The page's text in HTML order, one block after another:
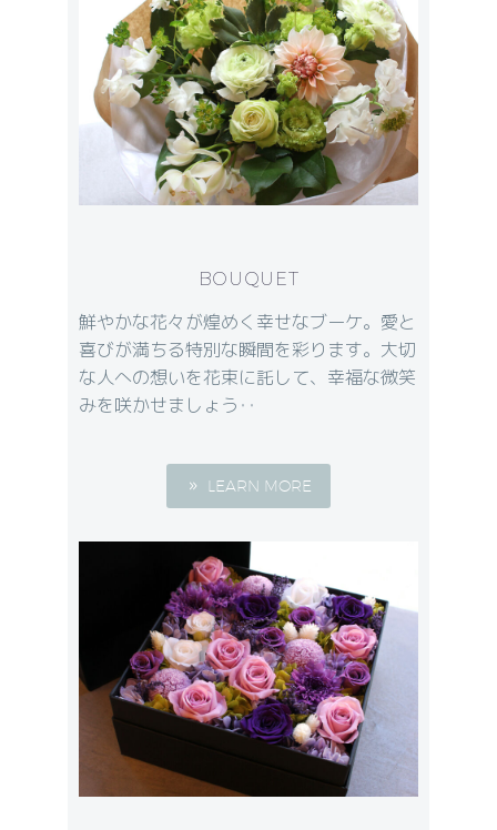
BOUQUET
鮮やかな花々が煌めく幸せなブーケ。愛と
喜びが満ちる特別な瞬間を彩ります。大切
な人への想いを花束に託して、幸福な微笑
みを咲かせましょう‥
LEARN MORE